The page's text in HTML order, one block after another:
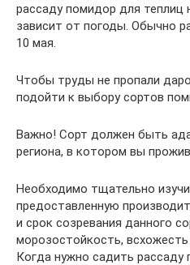
рассаду помидор для теплиц
зависит от погоды. Обычно
10 мая.
Чтобы труды не пропали
подойти к выбору сортов
Важно! Сорт должен быть
региона, в котором вы
Необходимо тщательно
предоставленную
и срок созревания данного
морозостойкость, всхожесть
Когда нужно садить